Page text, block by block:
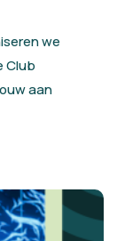
we
Club
aan